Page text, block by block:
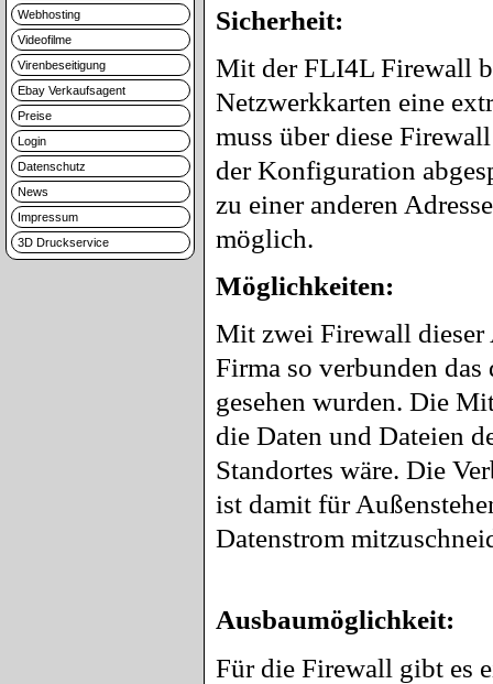
Webhosting
Videofilme
Virenbeseitigung
Ebay Verkaufsagent
Preise
Login
Datenschutz
News
Impressum
3D Druckservice
Sicherheit:
Mit der FLI4L Firewall
Netzwerkkarten eine
muss über diese
der Konfiguration
zu einer anderen
möglich.
Möglichkeiten:
Mit zwei Firewall dieser
Firma so verbunden
gesehen wurden. Die
die Daten und Dateien
Standortes wäre. Die
ist damit für
Datenstrom
Ausbaumöglichkeit:
Für die Firewall gibt es